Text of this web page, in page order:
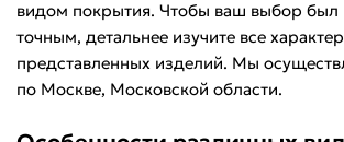
видом покрытия. Чтобы ваш выбор был
точным, детальнее изучите все
представленных изделий. Мы
по Москве, Московской области.